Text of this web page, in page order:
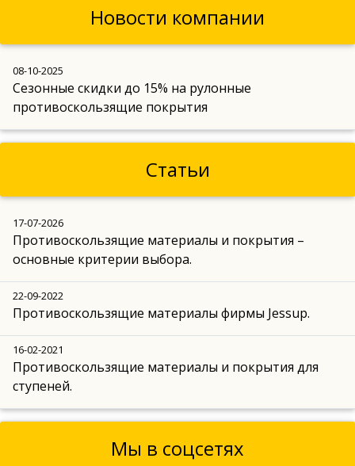
Новости компании
08-10-2025
Сезонные скидки до 15% на рулонные
противоскользящие покрытия
Статьи
17-07-2026
Противоскользящие материалы и покрытия –
основные критерии выбора.
22-09-2022
Противоскользящие материалы фирмы Jessup.
16-02-2021
Противоскользящие материалы и покрытия для
ступеней.
Мы в соцсетях